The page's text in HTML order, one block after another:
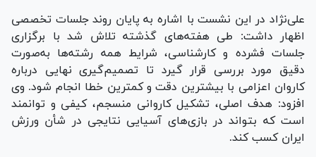
علی‌نژاد در این نشست با اشاره به پایان روند جلسات تخصصی
اظهار داشت: طی هفته‌های گذشته تلاش شد با برگزاری
جلسات فشرده و کارشناسی، شرایط همه رشته‌ها به‌صورت
دقیق مورد بررسی قرار گیرد تا تصمیم‌گیری نهایی درباره
کاروان اعزامی با بیشترین دقت و کمترین خطا انجام شود. وی
افزود: هدف اصلی، تشکیل کاروانی منسجم، کیفی و توانمند
است که بتواند در بازی‌های آسیایی نتایجی در شأن ورزش
ایران کسب کند.